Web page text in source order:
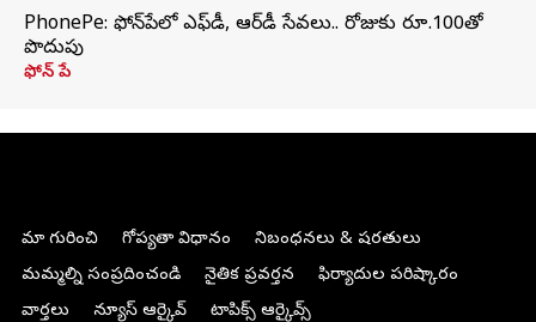
PhonePe: ఫోన్‌పేలో ఎఫ్‌డీ, ఆర్‌డీ సేవలు.. రోజుకు రూ.100తో
పొదుపు
ఫోన్‌ పే
మా గురించి గోప్యతా విధానం
నిబంధనలు & షరతులు
మమ్మల్ని సంప్రదించండి
నైతిక ప్రవర్తన
ఫిర్యాదుల పరిష్కారం
వార్తలు
న్యూస్ ఆర్కైవ్ టాపిక్స్ ఆర్కైవ్స్